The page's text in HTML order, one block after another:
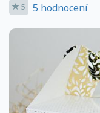
5 5 hodnocení